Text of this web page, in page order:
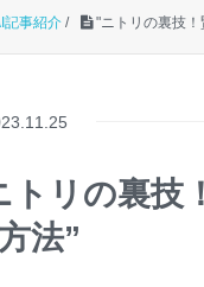
記事紹介 / "ニトリの裏技
トリの裏技
法”